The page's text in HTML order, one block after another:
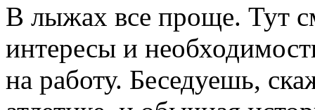
В лыжах все проще. Тут
интересы и
на работу. Беседуешь,